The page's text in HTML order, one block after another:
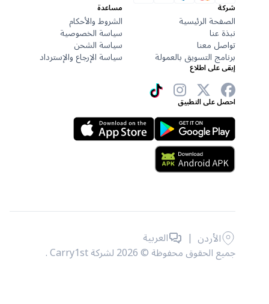
الصفحة الرئيسية
نبذة عنا
تواصل معنا
برنامج التسويق بالعمولة
مساعدة
الشروط والأحكام
سياسة الخصوصية
سياسة الشحن
سياسة الإرجاع والإسترداد
إبقى على اطلاع
احصل على التطبيق
جميع الحقوق محفوظة © 2026 لشركة Carry1st .
الأردن | العربية